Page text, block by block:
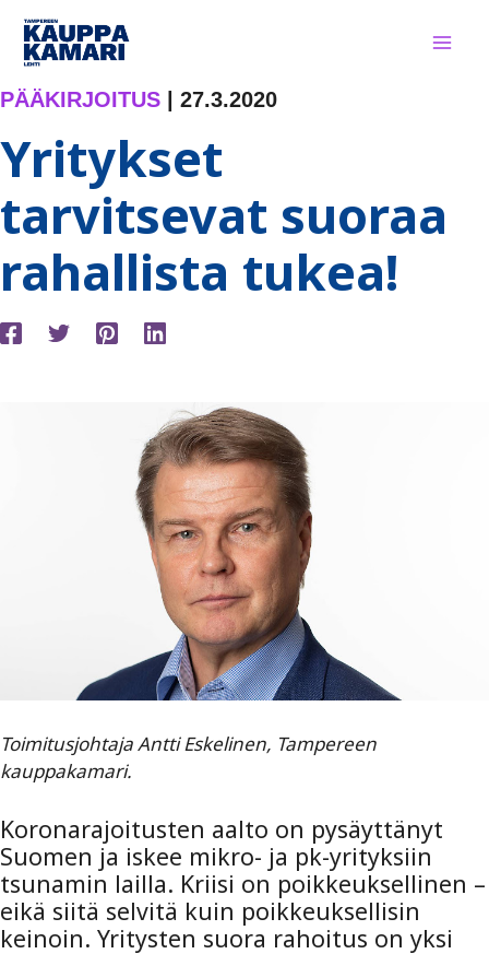
Siirry
sisältöön
PÄÄKIRJOITUS 27.3.2020
Yritykset
tarvitsevat suoraa
rahallista tukea!
Toimitusjohtaja Antti Eskelinen, Tampereen
kauppakamari.
Koronarajoitusten aalto on pysäyttänyt
Suomen ja iskee mikro- ja pk-yrityksiin
tsunamin lailla. Kriisi on poikkeuksellinen –
eikä siitä selvitä kuin poikkeuksellisin
keinoin. Yritysten suora rahoitus on yksi